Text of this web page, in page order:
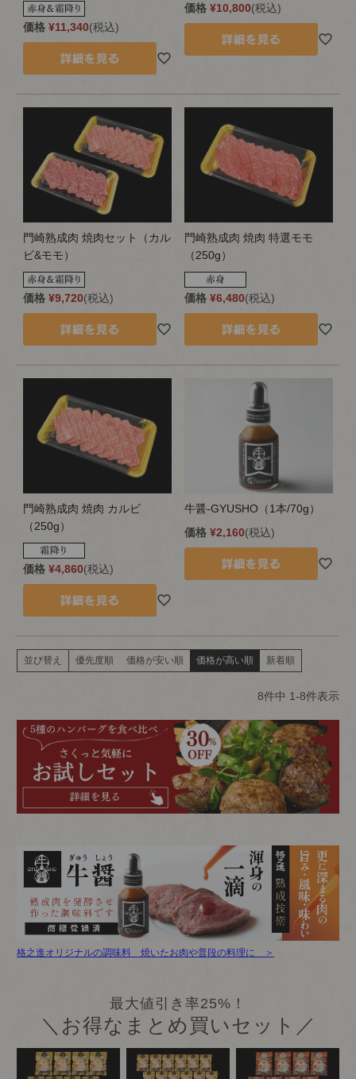
価格 ¥11,340 税込
価格 ¥10,800 税込
門崎熟成肉 焼肉セット（カル
ビ&モモ）
価格 ¥9,720 税込
門崎熟成肉 焼肉 特選モモ
（250g）
価格 ¥6,480 税込
門崎熟成肉 焼肉 カルビ
（250g）
価格 ¥4,860 税込
牛醤-GYUSHO（1本/70g）
価格 ¥2,160 税込
並び替え 優先度順 価格が安い順 価格が高い順 新着順
8件中 1-8件表示
格之進オリジナルの調味料 焼いたお肉や普段の料理に ＞
最大値引き率25%！
＼お得なまとめ買いセット／